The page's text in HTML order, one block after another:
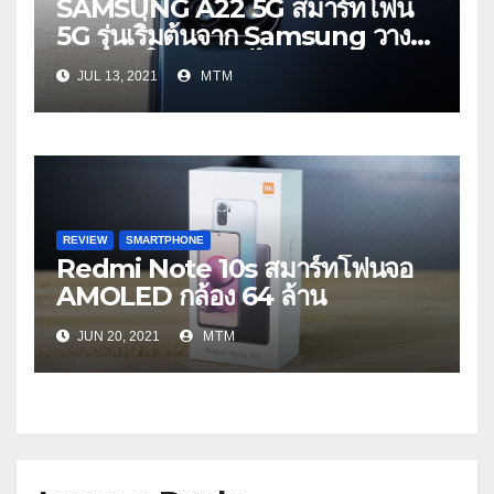
SAMSUNG A22 5G สมาร์ทโฟน
5G รุ่นเริ่มต้นจาก Samsung วาง
จำหน่ายในประเทศไทยด้วยราคา
8,299 บาท
JUL 13, 2021 MTM
REVIEW SMARTPHONE
Redmi Note 10s สมาร์ทโฟนจอ
AMOLED กล้อง 64 ล้าน
JUN 20, 2021 MTM